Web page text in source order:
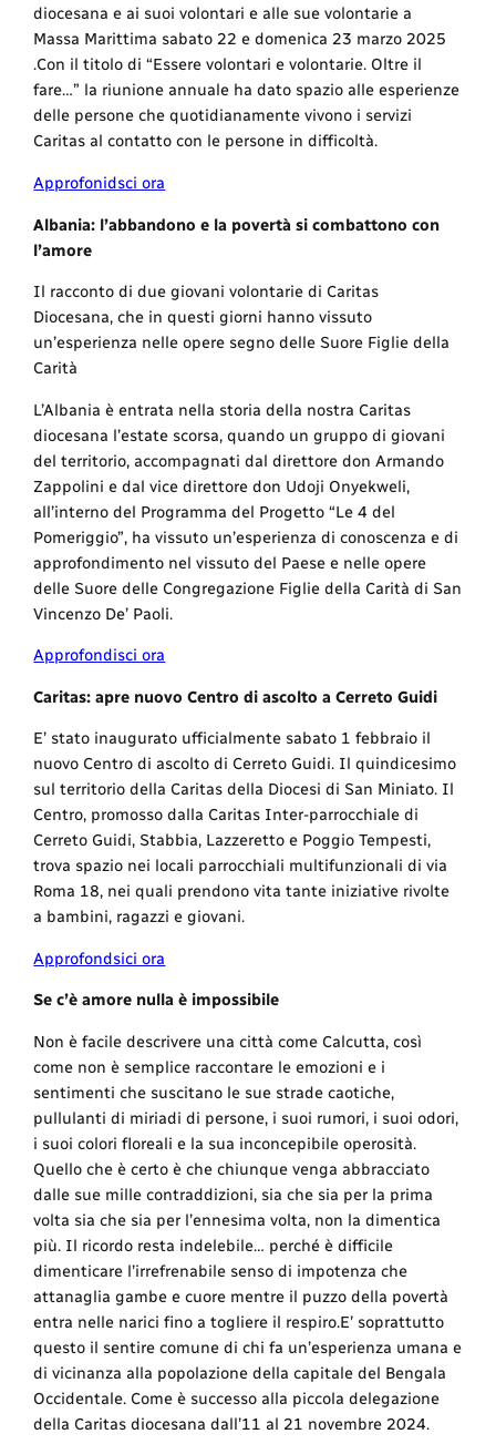
diocesana e ai suoi volontari e alle sue volontarie a
Massa Marittima sabato 22 e domenica 23 marzo 2025
.Con il titolo di “Essere volontari e volontarie. Oltre il
fare…” la riunione annuale ha dato spazio alle esperienze
delle persone che quotidianamente vivono i servizi
Caritas al contatto con le persone in difficoltà.
Approfonidsci ora
Albania: l’abbandono e la povertà si combattono con
l’amore
Il racconto di due giovani volontarie di Caritas
Diocesana, che in questi giorni hanno vissuto
un’esperienza nelle opere segno delle Suore Figlie della
Carità
L’Albania è entrata nella storia della nostra Caritas
diocesana l’estate scorsa, quando un gruppo di giovani
del territorio, accompagnati dal direttore don Armando
Zappolini e dal vice direttore don Udoji Onyekweli,
all’interno del Programma del Progetto “Le 4 del
Pomeriggio”, ha vissuto un’esperienza di conoscenza e di
approfondimento nel vissuto del Paese e nelle opere
delle Suore delle Congregazione Figlie della Carità di San
Vincenzo De’ Paoli.
Approfondisci ora
Caritas: apre nuovo Centro di ascolto a Cerreto Guidi
E’ stato inaugurato ufficialmente sabato 1 febbraio il
nuovo Centro di ascolto di Cerreto Guidi. Il quindicesimo
sul territorio della Caritas della Diocesi di San Miniato. Il
Centro, promosso dalla Caritas Inter-parrocchiale di
Cerreto Guidi, Stabbia, Lazzeretto e Poggio Tempesti,
trova spazio nei locali parrocchiali multifunzionali di via
Roma 18, nei quali prendono vita tante iniziative rivolte
a bambini, ragazzi e giovani.
Approfondsici ora
Se c’è amore nulla è impossibile
Non è facile descrivere una città come Calcutta, così
come non è semplice raccontare le emozioni e i
sentimenti che suscitano le sue strade caotiche,
pullulanti di miriadi di persone, i suoi rumori, i suoi odori,
i suoi colori floreali e la sua inconcepibile operosità.
Quello che è certo è che chiunque venga abbracciato
dalle sue mille contraddizioni, sia che sia per la prima
volta sia che sia per l’ennesima volta, non la dimentica
più. Il ricordo resta indelebile… perché è difficile
dimenticare l’irrefrenabile senso di impotenza che
attanaglia gambe e cuore mentre il puzzo della povertà
entra nelle narici fino a togliere il respiro.E’ soprattutto
questo il sentire comune di chi fa un’esperienza umana e
di vicinanza alla popolazione della capitale del Bengala
Occidentale. Come è successo alla piccola delegazione
della Caritas diocesana dall’11 al 21 novembre 2024.